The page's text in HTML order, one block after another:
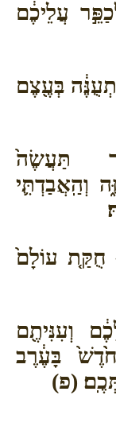
עֲלֵיכֶ֔ם
בְּעֶ֖צֶם
תַּעֲשֶׂה֙
וְהַֽאֲבַדְתִּ֛י
חֻקַּ֤ת עוֹלָם֙
וְעִנִּיתֶ֖ם
בָּעֶ֔רֶב
(פ)